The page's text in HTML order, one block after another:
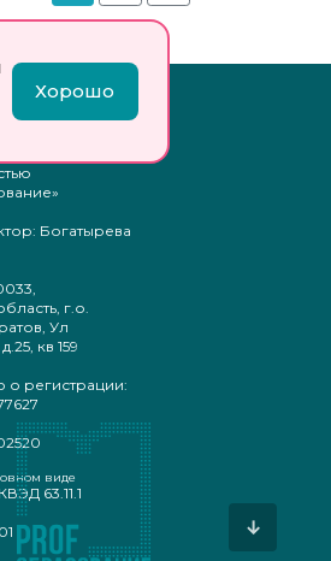
Хорошо
Богатырева
г.о.
Ул
кв 159
о регистрации:
виде
63.11.1
↓